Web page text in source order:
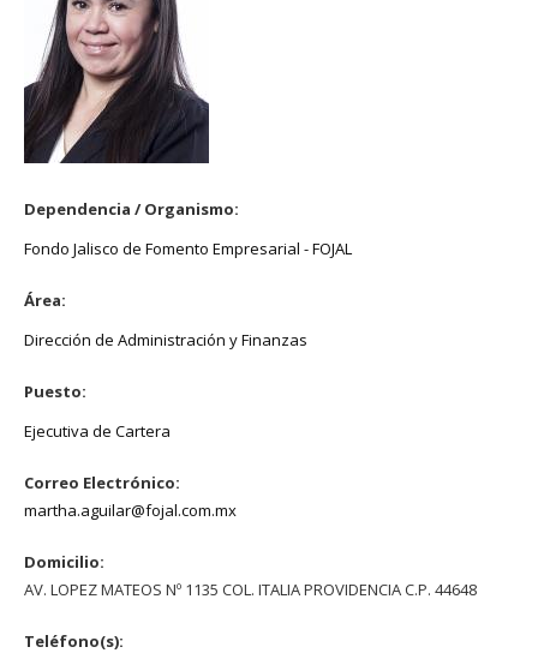
Dependencia / Organismo:
Fondo Jalisco de Fomento Empresarial - FOJAL
Área:
Dirección de Administración y Finanzas
Puesto:
Ejecutiva de Cartera
Correo Electrónico:
martha.aguilar@fojal.com.mx
Domicilio:
AV. LOPEZ MATEOS Nº 1135 COL. ITALIA PROVIDENCIA C.P. 44648
Teléfono(s):